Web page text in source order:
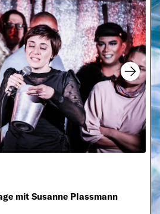
Next
mit Susanne Plassmann